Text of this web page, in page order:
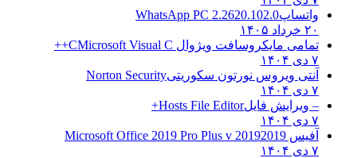
واتساپWhatsApp PC 2.2620.102.0
۲۰ خرداد ۱۴۰۵
تمامی مایکروسافت ویژوال C Microsoft Visual C++
۷ دی ۱۴۰۴
آنتی ویروس نورتون سکوریتیNorton Security
۷ دی ۱۴۰۴
– ویرایش فایلHosts File Editor+
۷ دی ۱۴۰۴
آفیس 2019 2019 Microsoft Office 2019 Pro Plus v
۷ دی ۱۴۰۴